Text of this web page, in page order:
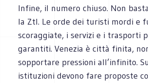
Infine, il numero chiuso. Non
la Ztl. Le orde dei turisti mordi e
scoraggiate, i servizi e i trasporti
garantiti. Venezia è città finita,
sopportare pressioni all’infinito.
istituzioni devono fare proposte